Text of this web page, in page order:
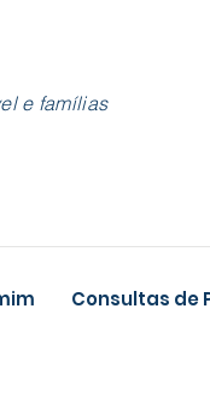
e famílias
Consultas de